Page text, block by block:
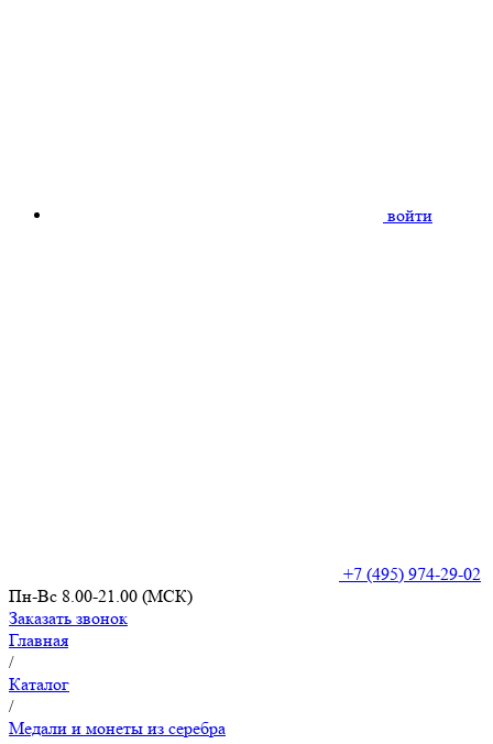
войти
+7 (495) 974-29-02
Пн-Вс 8.00-21.00 (МСК)
Заказать звонок
Главная
/
Каталог
/
Медали и монеты из серебра